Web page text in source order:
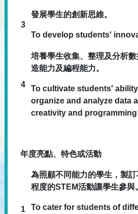
3
發展學生的創新思維。
To develop students'
4
培養學生收集、整理及分析
造能力及編程能力。
To cultivate students'
organize and analyze data
creativity and
年度亮點、特色或活動
1
為照顧不同能力的學生，製訂
程度的STEM活動讓學生參與
To cater for students of